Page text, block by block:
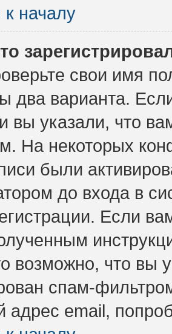
к началу
свои имя
два варианта.
вы указали, что
На некоторых
были
до входа в
Если
возможно, что вы
спам-
адрес email,